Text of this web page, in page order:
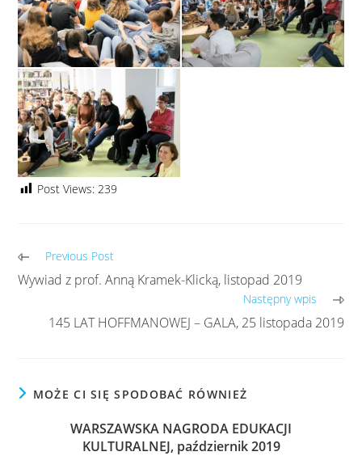
Post Views: 239
Previous Post
Wywiad z prof. Anną Kramek-Klicką, listopad 2019
Następny wpis
145 LAT HOFFMANOWEJ – GALA, 25 listopada 2019
MOŻE CI SIĘ SPODOBAĆ RÓWNIEŻ
WARSZAWSKA NAGRODA EDUKACJI
KULTURALNEJ, październik 2019